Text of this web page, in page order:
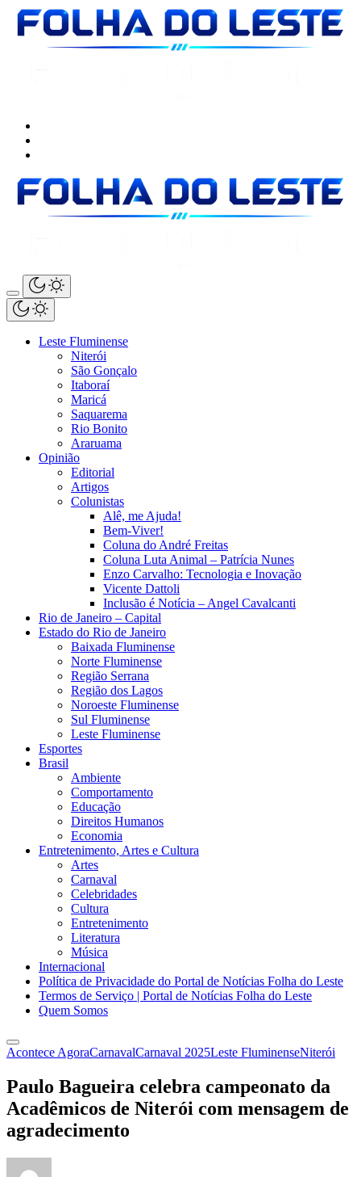
Leste Fluminense
Niterói
São Gonçalo
Itaboraí
Maricá
Saquarema
Rio Bonito
Araruama
Opinião
Editorial
Artigos
Colunistas
Alê, me Ajuda!
Bem-Viver!
Coluna do André Freitas
Coluna Luta Animal – Patrícia Nunes
Enzo Carvalho: Tecnologia e Inovação
Vicente Dattoli
Inclusão é Notícia – Angel Cavalcanti
Rio de Janeiro – Capital
Estado do Rio de Janeiro
Baixada Fluminense
Norte Fluminense
Região Serrana
Região dos Lagos
Noroeste Fluminense
Sul Fluminense
Leste Fluminense
Esportes
Brasil
Ambiente
Comportamento
Educação
Direitos Humanos
Economia
Entretenimento, Artes e Cultura
Artes
Carnaval
Celebridades
Cultura
Entretenimento
Literatura
Música
Internacional
Política de Privacidade do Portal de Notícias Folha do Leste
Termos de Serviço | Portal de Notícias Folha do Leste
Quem Somos
Acontece AgoraCarnavalCarnaval 2025Leste FluminenseNiterói
Paulo Bagueira celebra campeonato da
Acadêmicos de Niterói com mensagem de
agradecimento